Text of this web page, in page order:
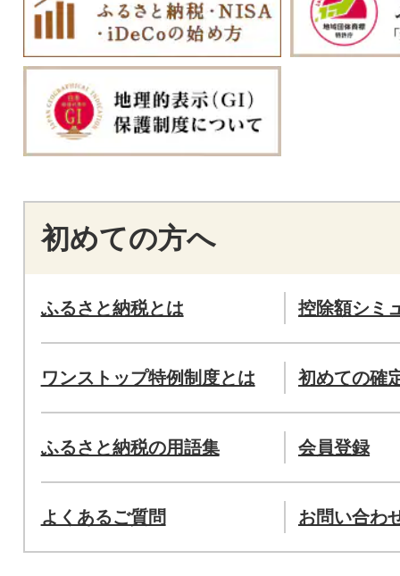
初めての方へ
ふるさと納税とは 控除額シミ
ワンストップ特例制度とは 初めての確
ふるさと納税の用語集 会員登録
よくあるご質問 お問い合わ